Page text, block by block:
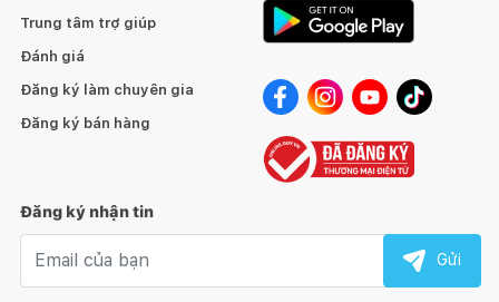
ánh sáng tự nhiên và sáng rõ, giúp tạo ra không gian bếp sáng
hơn và tăng tính thẩm mỹ.
Với điều khiển cơ tiện lợi, máy hút mùi VS 6790G cho phép bạn
dễ dàng điều chỉnh các chế độ và công suất hút một cách dễ
thiết kế và hiệu suất. Với thân làm bằng thép không gỉ màu đen
430SS, mặt kính cong, động cơ tuabin siêu bền, bộ lọc kép
Aluminum inox dạng thanh, và đèn Led sáng rõ, máy hút mùi
này sẽ không chỉ giúp loại bỏ mùi hôi và dầu mỡ trong không
Trung tâm trợ giúp
Đánh giá
Đăng ký làm chuyên gia
Đăng ký bán hàng
Đăng ký nhận tin
Gửi